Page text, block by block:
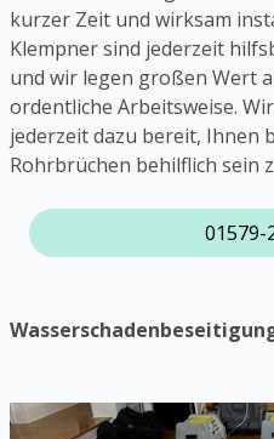
kurzer Zeit und wirksam
Klempner sind jederzeit
und wir legen großen Wert
ordentliche Arbeitsweise.
jederzeit dazu bereit, Ihnen
Rohrbrüchen behilflich sein
01579-